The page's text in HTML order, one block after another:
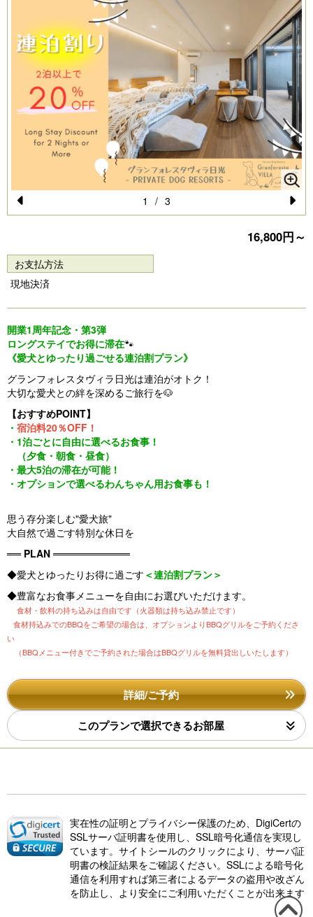
Pr
vi
o
s
N
e
1 / 3
16,800円～
お支払方法
現地決済
開業1周年記念・第3弾
ロングステイでお得に滞在🐾
《愛犬とゆったり過ごせる連泊割プラン》
グランフォレスタヴィラ日光は連泊がオトク！
大切な愛犬との絆を深めるご旅行を🐶
【おすすめPOINT】
・ 宿泊料20％OFF！
・1泊ごとに自由に選べるお食事！
（夕食・朝食・昼食）
・最大5泊の滞在が可能！
・オプションで選べるわんちゃん用お食事も！
思う存分楽しむ"愛犬旅"
大自然で過ごす特別な休日を
══ PLAN ═══════════
◆愛犬とゆったりお得に過ごす ＜連泊割プラン＞
◆豊富なお食事メニューを自由にお選びいただけます。
食材・飲料の持ち込みは自由です（火器類は持ち込み禁止です）
食材持込みでのBBQをご希望の場合は、オプションよりBBQグリルをご予約くださ
い
（BBQメニュー付きでご予約された場合はBBQグリルを無料貸出しいたします）
詳細/ご予約
このプランで選択できるお部屋
実在性の証明とプライバシー保護のため、DigiCertの
SSLサーバ証明書を使用し、SSL暗号化通信を実現し
ています。サイトシールのクリックにより、サーバ証
明書の検証結果をご確認ください。SSLによる暗号化
通信を利用すれば第三者によるデータの盗用や改ざん
を防止し、より安全にご利用いただくことが出来ます